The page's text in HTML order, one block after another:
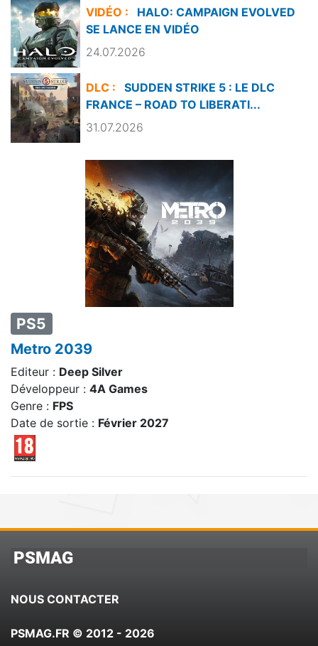
PS5
Metro 2039
Editeur : Deep Silver
Développeur : 4A Games
Genre : FPS
Date de sortie : Février 2027
VIDÉO :
HALO: CAMPAIGN EVOLVED
SE LANCE EN VIDÉO
24.07.2026
DLC :
SUDDEN STRIKE 5 : LE DLC
FRANCE – ROAD TO LIBERATI...
31.07.2026
PSMAG
NOUS CONTACTER
PSMAG.FR © 2012 - 2026